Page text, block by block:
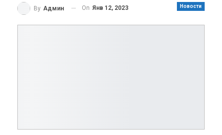
Новости
By Админ On Янв 12, 2023